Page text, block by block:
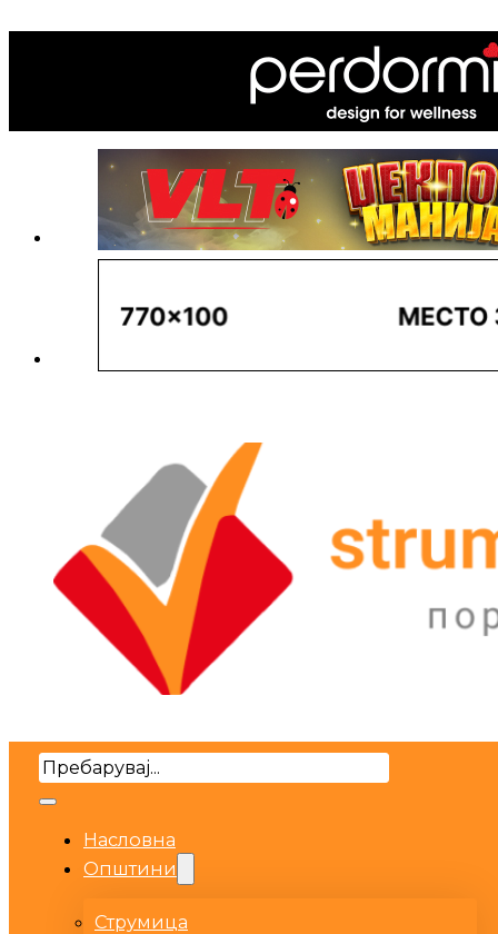
Search
Насловна
Општини
Струмица